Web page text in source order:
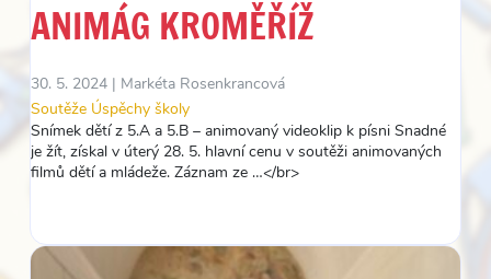
ANIMÁG KROMĚŘÍŽ
30. 5. 2024 | Markéta Rosenkrancová
Soutěže Úspěchy školy
Snímek dětí z 5.A a 5.B – animovaný videoklip k písni Snadné
je žít, získal v úterý 28. 5. hlavní cenu v soutěži animovaných
filmů dětí a mládeže. Záznam ze …</br>